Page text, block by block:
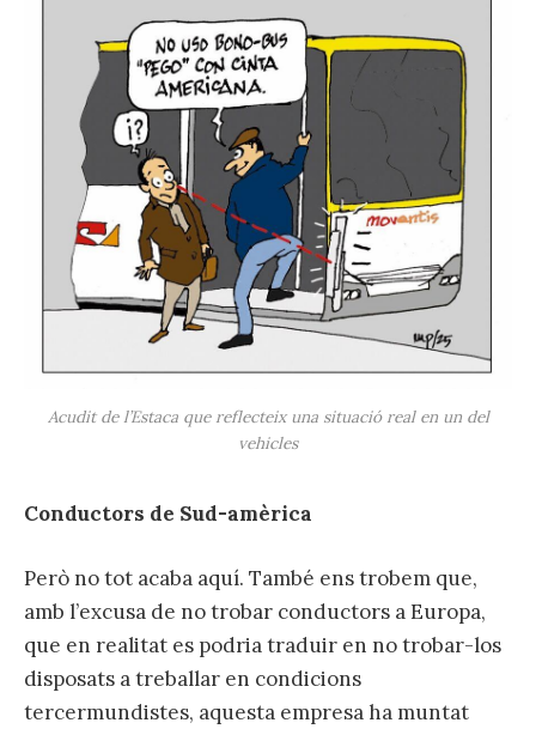
Acudit de l’Estaca que reflecteix una situació real en un del
vehicles
Conductors de Sud-amèrica
Però no tot acaba aquí. També ens trobem que,
amb l’excusa de no trobar conductors a Europa,
que en realitat es podria traduir en no trobar-los
disposats a treballar en condicions
tercermundistes, aquesta empresa ha muntat